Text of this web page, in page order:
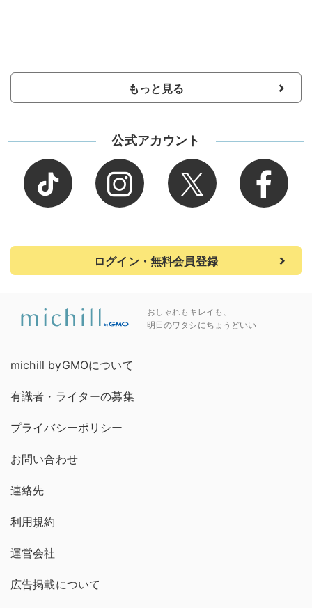
もっと見る
公式アカウント
ログイン・無料会員登録
おしゃれもキレイも、
明日のワタシにちょうどいい
michill byGMOについて
有識者・ライターの募集
プライバシーポリシー
お問い合わせ
連絡先
利用規約
運営会社
広告掲載について